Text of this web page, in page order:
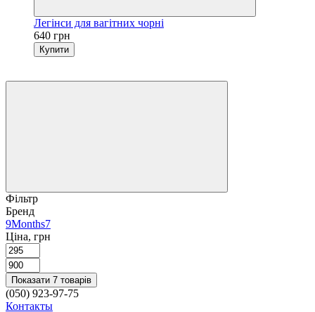
Легінси для вагітних чорні
640 грн
Купити
Фільтр
Бренд
9Months7
Ціна, грн
Показати 7 товарів
(050) 923-97-75
Контакты